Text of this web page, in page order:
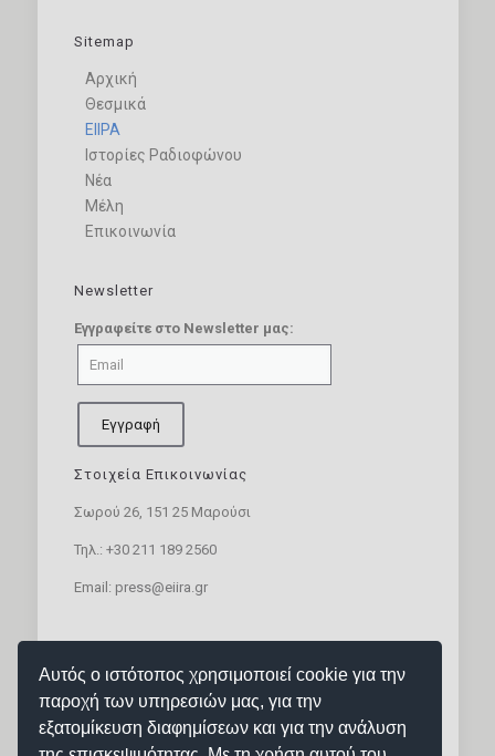
Αυτός ο ιστότοπος χρησιμοποιεί cookie για την
παροχή των υπηρεσιών μας, για την
εξατομίκευση διαφημίσεων και για την ανάλυση
Sitemap
Αρχική
Θεσμικά
ΕΙΙΡΑ
Ιστορίες Ραδιοφώνου
Νέα
Μέλη
Επικοινωνία
Newsletter
Εγγραφείτε στο Newsletter μας:
Στοιχεία Επικοινωνίας
Σωρού 26, 151 25 Μαρούσι
Τηλ.: +30 211 189 2560
Email: press@eiira.gr